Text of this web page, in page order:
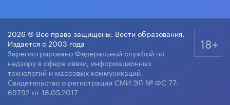
2026 © Все права защищены. Вести образования.
Издается с 2003 года
Зарегистрировано Федеральной службой по
надзору в сфере связи, информационных
технологий и массовых коммуникаций.
Свидетельство о регистрации СМИ ЭЛ № ФС 77-
69792 от 18.05.2017
18+